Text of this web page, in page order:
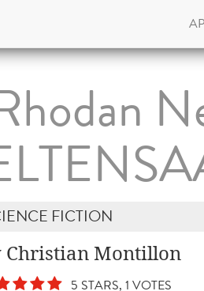
FICTION
Christian Montillon
5 STARS, 1 VOTES